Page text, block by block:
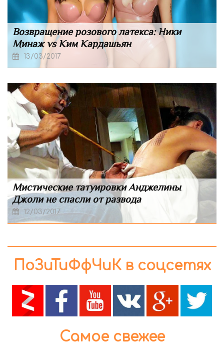
Возвращение розового латекса: Ники
Минаж vs Ким Кардашьян
13/03/2017
Мистические татуировки Анджелины
Джоли не спасли от развода
12/03/2017
ПоЗиТиФфЧиК в соцсетях
Самое свежее